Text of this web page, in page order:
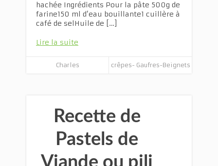
hachée Ingrédients Pour la pâte 500g de
farine150 ml d’eau bouillante1 cuillère à
café de selHuile de […]
Lire la suite
Charles crêpes- Gaufres-Beignets
Recette de
Pastels de
Viande ou pili